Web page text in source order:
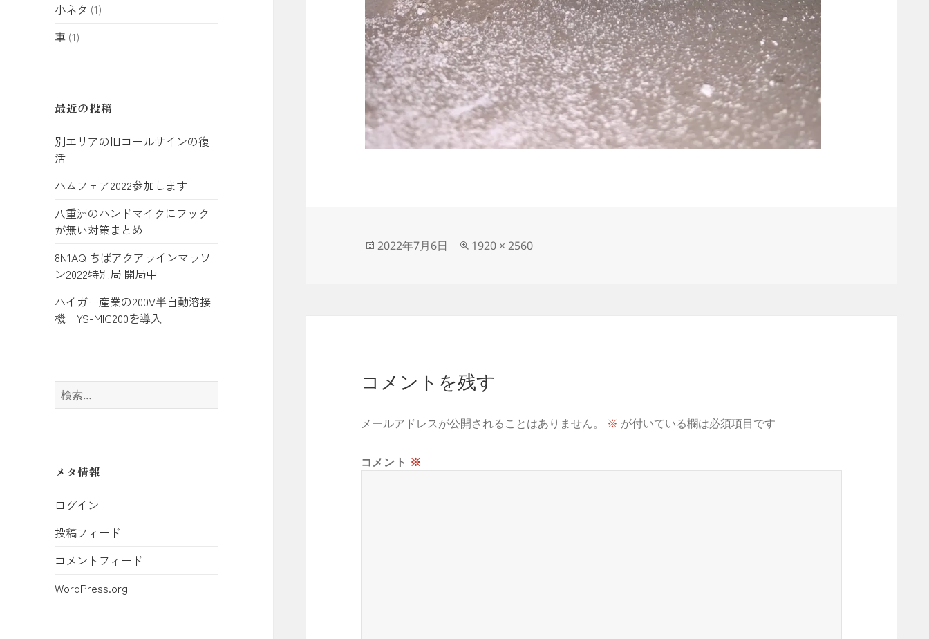
小ネタ (1)
車 (1)
最近の投稿
別エリアの旧コールサインの復
活
ハムフェア2022参加します
八重洲のハンドマイクにフック
が無い対策まとめ
8N1AQ ちばアクアラインマラソ
ン2022特別局 開局中
ハイガー産業の200V半自動溶接
機 YS-MIG200を導入
検
索:
メタ情報
ログイン
投稿フィード
コメントフィード
WordPress.org
投
2022年7月6日
フ
1920 × 2560
コメントを残す
メールアドレスが公開されることはありません。 ※ が付いている欄は必須項目です
コメント ※